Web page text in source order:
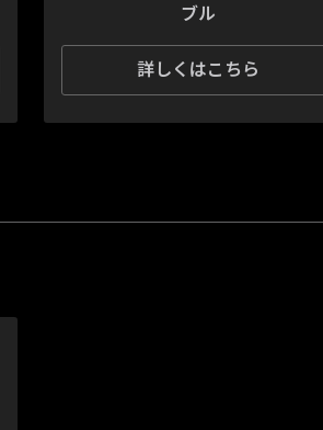
ブル
詳しくはこちら